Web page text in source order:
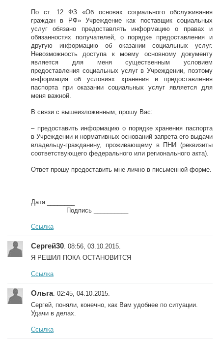
По ст. 12 ФЗ «Об основах социального обслуживания
граждан в РФ» Учреждение как поставщик социальных
услуг обязано предоставлять информацию о правах и
обязанностях получателей, о порядке предоставления и
другую информацию об оказании социальных услуг.
Невозможность доступа к моему основному документу
является для меня существенным условием
предоставления социальных услуг в Учреждении, поэтому
информация об условиях хранения и предоставления
паспорта при оказании социальных услуг является для
меня важной.
В связи с вышеизложенным, прошу Вас:
– предоставить информацию о порядке хранения паспорта
в Учреждении и нормативных оснований запрета его выдачи
владельцу-гражданину, проживающему в ПНИ (реквизиты
соответствующего федерального или регионального акта).
Ответ прошу предоставить мне лично в письменной форме.
Дата ________
Подпись __________
Ссылка
Сергей30 . 08:56, 03.10.2015.
Я РЕШИЛ ПОКА ОСТАНОВИТСЯ
Ссылка
Ольга. 02:45, 04.10.2015.
Сергей, поняли, конечно, как Вам удобнее по ситуации.
Удачи в делах.
Ссылка